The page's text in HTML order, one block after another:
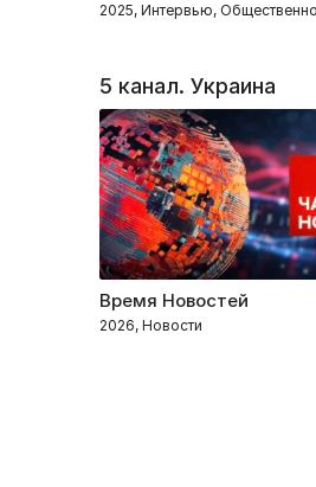
2025, Интервью,
5 канал. Украина
Время Новостей
2026, Новости